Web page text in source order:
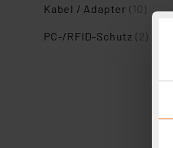
Kabel / Adapter (10)
PC-/RFID-Schutz (2)